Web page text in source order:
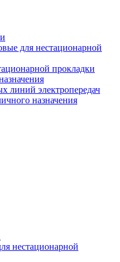
для нестационарной
прокладки
линий электропередач
назначения
нестационарной